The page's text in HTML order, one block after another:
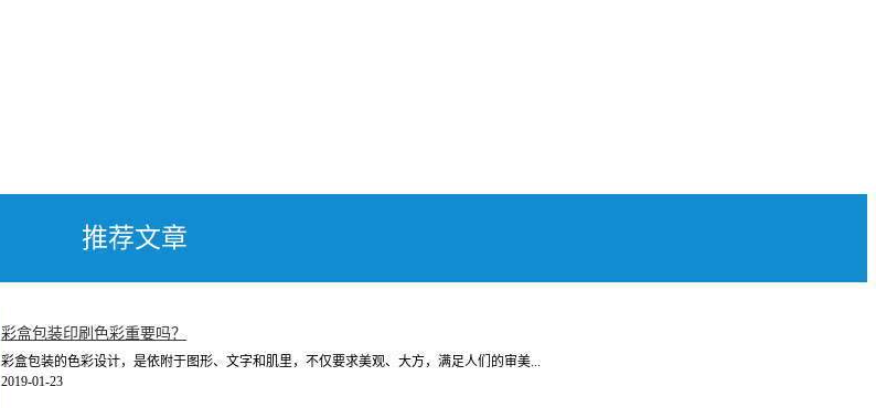
推荐文章
彩盒包装印刷色彩重要吗？
彩盒包装的色彩设计，是依附于图形、文字和肌里，不仅要求美观、大方，满足人们的审美...
2019-01-23